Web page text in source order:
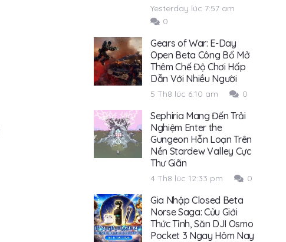
Yesterday lúc 7:57 am
0
Gears of War: E-Day
Open Beta Công Bố Mở
Thêm Chế Độ Chơi Hấp
Dẫn Với Nhiều Người
5 Th8 lúc 6:10 am 0
Sephiria Mang Đến Trải
Nghiệm Enter the
Gungeon Hỗn Loạn Trên
Nền Stardew Valley Cực
Thư Giãn
4 Th8 lúc 12:33 pm 0
Gia Nhập Closed Beta
Norse Saga: Cửu Giới
Thức Tỉnh, Săn DJI Osmo
Pocket 3 Ngay Hôm Nay